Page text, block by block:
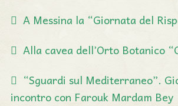
A Messina la “Giornata del
Alla cavea dell’Orto Botanico
“Sguardi sul Mediterraneo”.
incontro con Farouk Mardam Bey